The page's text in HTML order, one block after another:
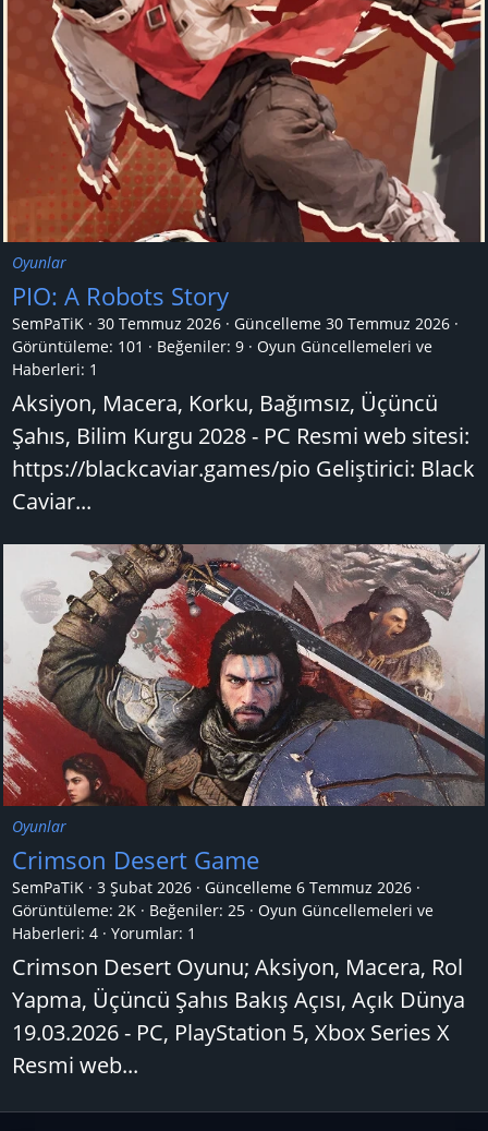
Oyunlar
PIO: A Robots Story
SemPaTiK 30 Temmuz 2026 Güncelleme 30 Temmuz 2026
Görüntüleme: 101
Beğeniler: 9
Oyun Güncellemeleri ve
Haberleri: 1
Aksiyon, Macera, Korku, Bağımsız, Üçüncü
Şahıs, Bilim Kurgu 2028 - PC Resmi web sitesi:
https://blackcaviar.games/pio Geliştirici: Black
Caviar...
Oyunlar
Crimson Desert Game
SemPaTiK 3 Şubat 2026 Güncelleme 6 Temmuz 2026
Görüntüleme: 2K
Beğeniler: 25
Oyun Güncellemeleri ve
Haberleri: 4 Yorumlar: 1
Crimson Desert Oyunu; Aksiyon, Macera, Rol
Yapma, Üçüncü Şahıs Bakış Açısı, Açık Dünya
19.03.2026 - PC, PlayStation 5, Xbox Series X
Resmi web...